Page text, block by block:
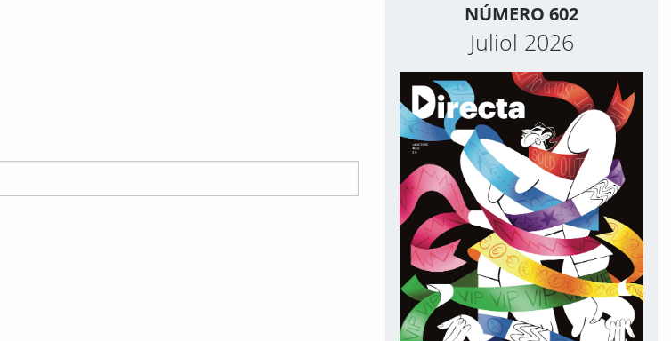
NÚMERO 602
Juliol 2026